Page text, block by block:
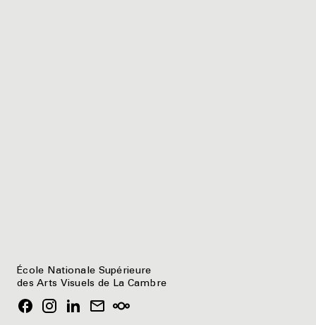
École Nationale Supérieure
des Arts Visuels de La Cambre